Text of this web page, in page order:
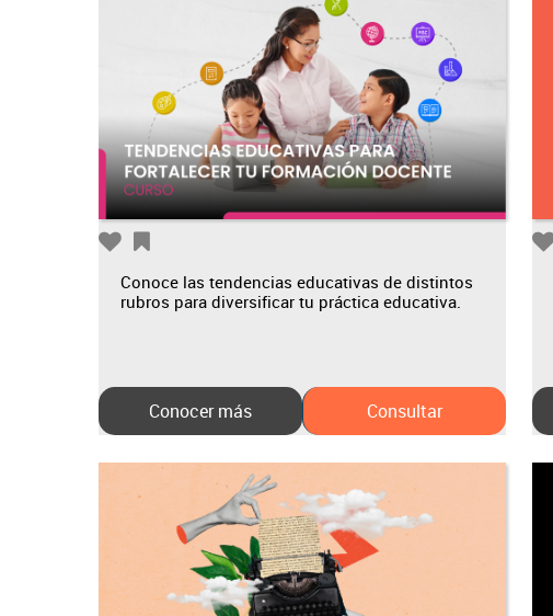
Conoce las tendencias educativas de distintos
rubros para diversificar tu práctica educativa.
Conocer más Consultar